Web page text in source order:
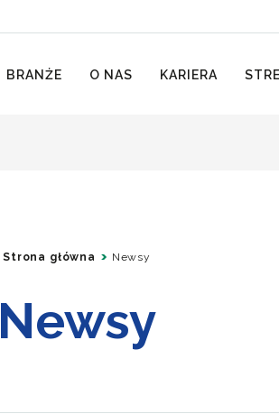
BRANŻE O NAS KARIERA
Strona główna Newsy
Newsy